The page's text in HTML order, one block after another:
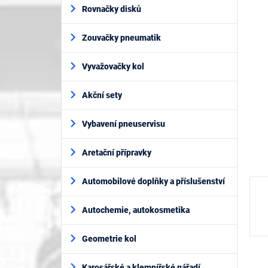
í
e
Rovnačky disků
Zouvačky pneumatik
Vyvažovačky kol
Akční sety
Vybavení pneuservisu
Aretační přípravky
Automobilové doplňky a příslušenství
Autochemie, autokosmetika
Geometrie kol